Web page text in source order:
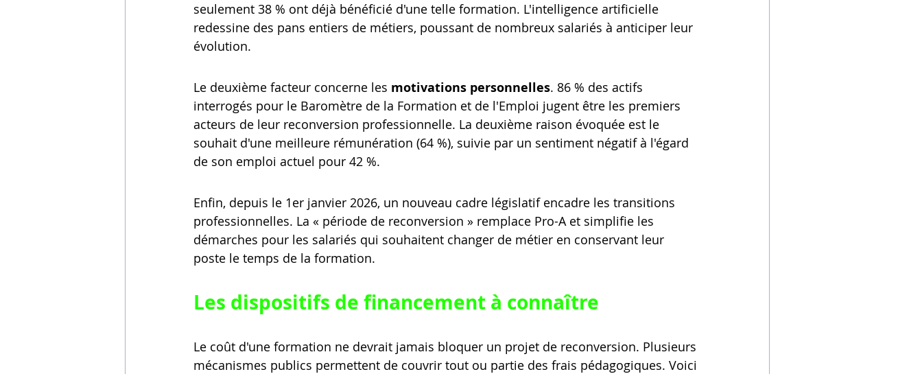
seulement 38 % ont déjà bénéficié d'une telle formation. L'intelligence artificielle
redessine des pans entiers de métiers, poussant de nombreux salariés à anticiper leur
évolution.
Le deuxième facteur concerne les motivations personnelles. 86 % des actifs
interrogés pour le Baromètre de la Formation et de l'Emploi jugent être les premiers
acteurs de leur reconversion professionnelle. La deuxième raison évoquée est le
souhait d'une meilleure rémunération (64 %), suivie par un sentiment négatif à l'égard
de son emploi actuel pour 42 %.
Enfin, depuis le 1er janvier 2026, un nouveau cadre législatif encadre les transitions
professionnelles. La « période de reconversion » remplace Pro-A et simplifie les
démarches pour les salariés qui souhaitent changer de métier en conservant leur
poste le temps de la formation.
Les dispositifs de financement à connaître
Le coût d'une formation ne devrait jamais bloquer un projet de reconversion. Plusieurs
mécanismes publics permettent de couvrir tout ou partie des frais pédagogiques. Voici